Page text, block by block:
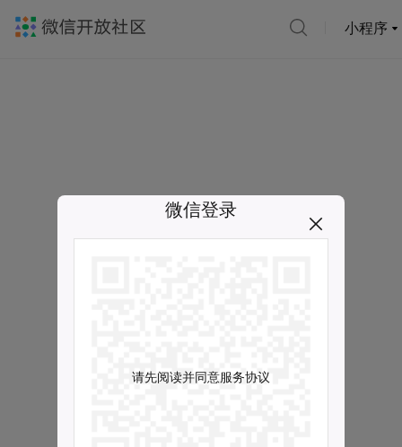
小程序
微信登录
请先阅读并同意服务协议